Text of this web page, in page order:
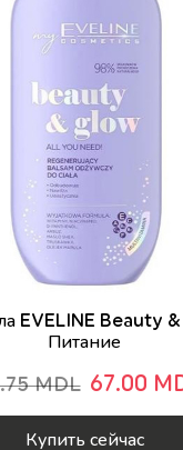
EVELINE Beauty
Питание
MDL 67.00
Купить сейчас